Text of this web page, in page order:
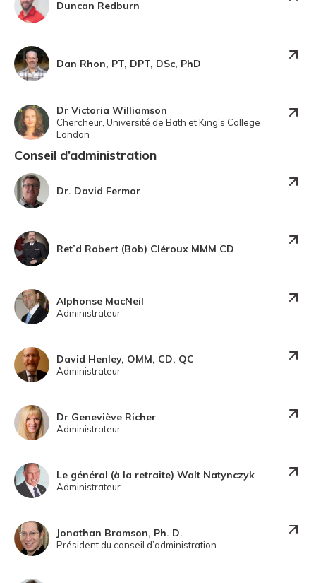
Duncan Redburn
Dan Rhon, PT, DPT, DSc, PhD
Dr Victoria Williamson
Chercheur, Université de Bath et King's College
London
Conseil d’administration
Dr. David Fermor
Ret’d Robert (Bob) Cléroux MMM CD
Alphonse MacNeil
Administrateur
David Henley, OMM, CD, QC
Administrateur
Dr Geneviève Richer
Administrateur
Le général (à la retraite) Walt Natynczyk
Administrateur
Jonathan Bramson, Ph. D.
Président du conseil d’administration